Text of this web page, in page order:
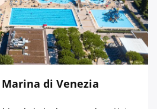
di Venezia